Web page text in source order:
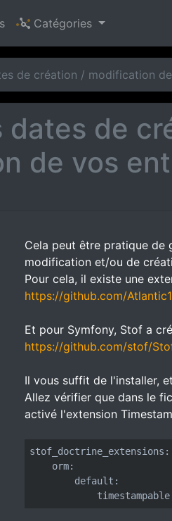
Catégories
de création / modification
dates de
de vos
Cela peut être pratique de
modification et/ou de
Pour cela, il existe une
https://github.com/
Et pour Symfony, Stof a
https://github.com/stof/
Il vous suffit de l'installer,
Allez vérifier que dans le
activé l'extension
stof_doctrine_extensions:
    orm:
        default: